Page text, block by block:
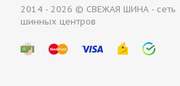
BFGoodrich G-FORCE
2014 - 2026 © СВЕЖАЯ ШИНА - сеть
шинных центров